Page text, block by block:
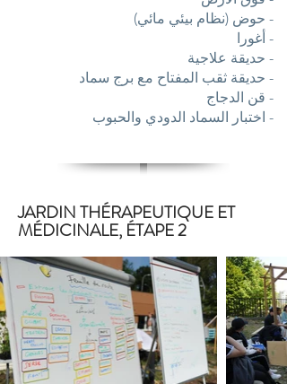
- حوض (نظام بيئي مائي)
- أغورا
- حديقة علاجية
- حديقة ثقب المفتاح مع برج سماد
- قن الدجاج
- اختبار السماد الدودي والحبوب
JARDIN THÉRAPEUTIQUE ET
MÉDICINALE, ÉTAPE 2